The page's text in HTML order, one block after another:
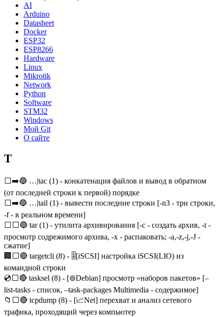
AI
Arduino
Datasheet
Docker
ESP32
ESP8266
Hardware
Linux
Mikrotik
Network
Python
Software
STM32
Windows
Мой Git
О сайте
T
⬜➡️🔵 …|tac (1) - конкатенация файлов и вывод в обратном
(от последней строки к первой) порядке
⬜➡️🔵 …|tail (1) - вывести последние строки [-n3 - три строки,
-f - в реальном времени]
⬜⬜🔵 tar (1) - утилита архивирования [-с - создать архив, -t -
просмотр содрежимого архива, -x - распаковать; -a,-z,-j,-J -
сжатие]
🏢⬜🔴 targetcli (8) - 🎚️[iSCSI] настройка iSCSI(LIO) из
командной строки
💿⬜🔴 tasksel (8) - [⊚Debian] просмотр «наборов пакетов» [–
list-tasks - список, –task-packages Multimedia - содержимое]
📁⬜🔴 tcpdump (8) - [📈Net] перехват и анализ сетевого
трафика, проходящий через компьютер